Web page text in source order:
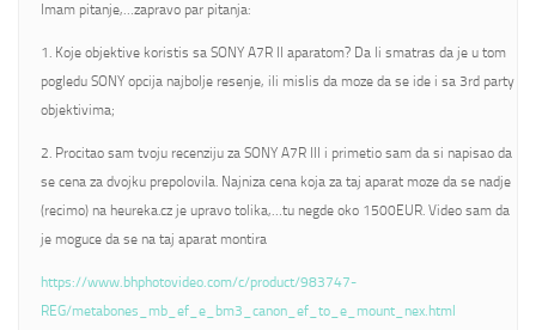
Imam pitanje,…zapravo par pitanja:
1. Koje objektive koristis sa SONY A7R II aparatom? Da li smatras da je u tom
pogledu SONY opcija najbolje resenje, ili mislis da moze da se ide i sa 3rd party
objektivima;
2. Procitao sam tvoju recenziju za SONY A7R III i primetio sam da si napisao da
se cena za dvojku prepolovila. Najniza cena koja za taj aparat moze da se nadje
(recimo) na heureka.cz je upravo tolika,…tu negde oko 1500EUR. Video sam da
je moguce da se na taj aparat montira
https://www.bhphotovideo.com/c/product/983747-
REG/metabones_mb_ef_e_bm3_canon_ef_to_e_mount_nex.html